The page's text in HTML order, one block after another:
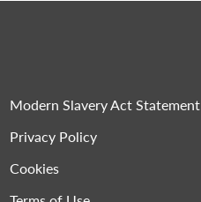
Modern Slavery Act Statement
Privacy Policy
Cookies